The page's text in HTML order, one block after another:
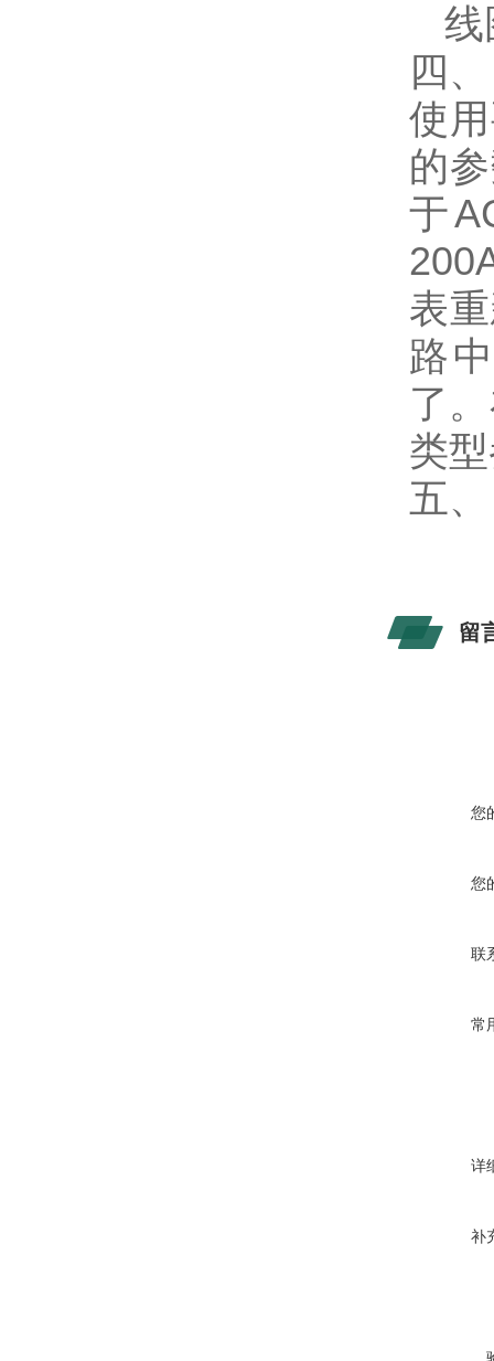
线
四、
使
的
于
表
路
了
类
五、
留
您
您
联
常
详
补